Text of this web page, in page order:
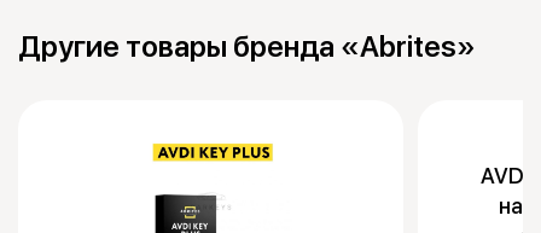
Другие товары бренда «Abrites»
AVDI